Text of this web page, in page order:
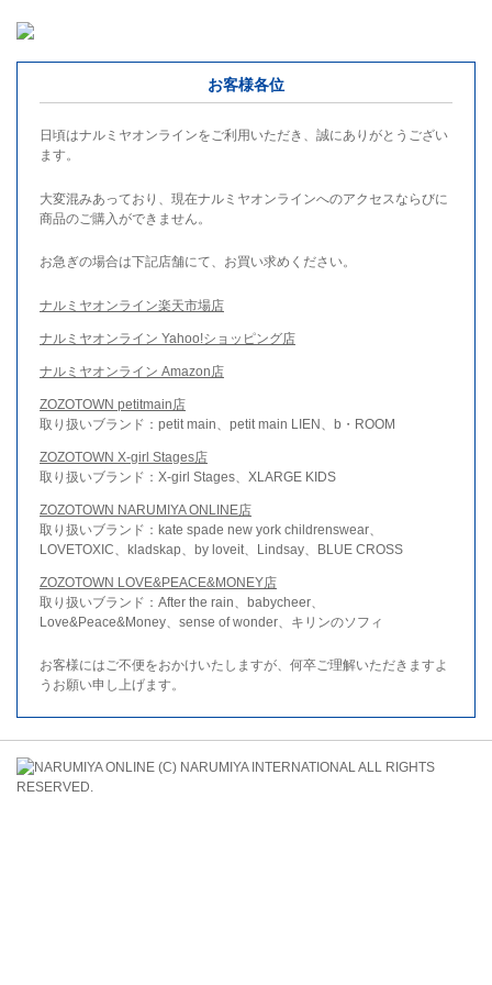
お客様各位
日頃はナルミヤオンラインをご利用いただき、誠にありがとうござい
ます。
大変混みあっており、現在ナルミヤオンラインへのアクセスならびに
商品のご購入ができません。
お急ぎの場合は下記店舗にて、お買い求めください。
ナルミヤオンライン楽天市場店
ナルミヤオンライン Yahoo!ショッピング店
ナルミヤオンライン Amazon店
ZOZOTOWN petitmain店
取り扱いブランド：petit main、petit main LIEN、b・ROOM
ZOZOTOWN X-girl Stages店
取り扱いブランド：X-girl Stages、XLARGE KIDS
ZOZOTOWN NARUMIYA ONLINE店
取り扱いブランド：kate spade new york childrenswear、
LOVETOXIC、kladskap、by loveit、Lindsay、BLUE CROSS
ZOZOTOWN LOVE&PEACE&MONEY店
取り扱いブランド：After the rain、babycheer、
Love&Peace&Money、sense of wonder、キリンのソフィ
お客様にはご不便をおかけいたしますが、何卒ご理解いただきますよ
うお願い申し上げます。